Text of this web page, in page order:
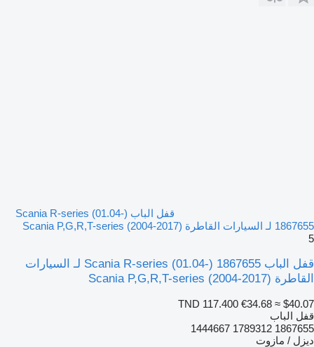
قفل الباب Scania R-series (01.04-)
1867655 لـ السيارات القاطرة Scania P,G,R,T-series (2004-2017)
5
قفل الباب Scania R-series (01.04-) 1867655 لـ السيارات
القاطرة Scania P,G,R,T-series (2004-2017)
TND 117.400 €34.68 ≈ $40.07
قفل الباب
1867655 1789312 1444667
ديزل / مازوت